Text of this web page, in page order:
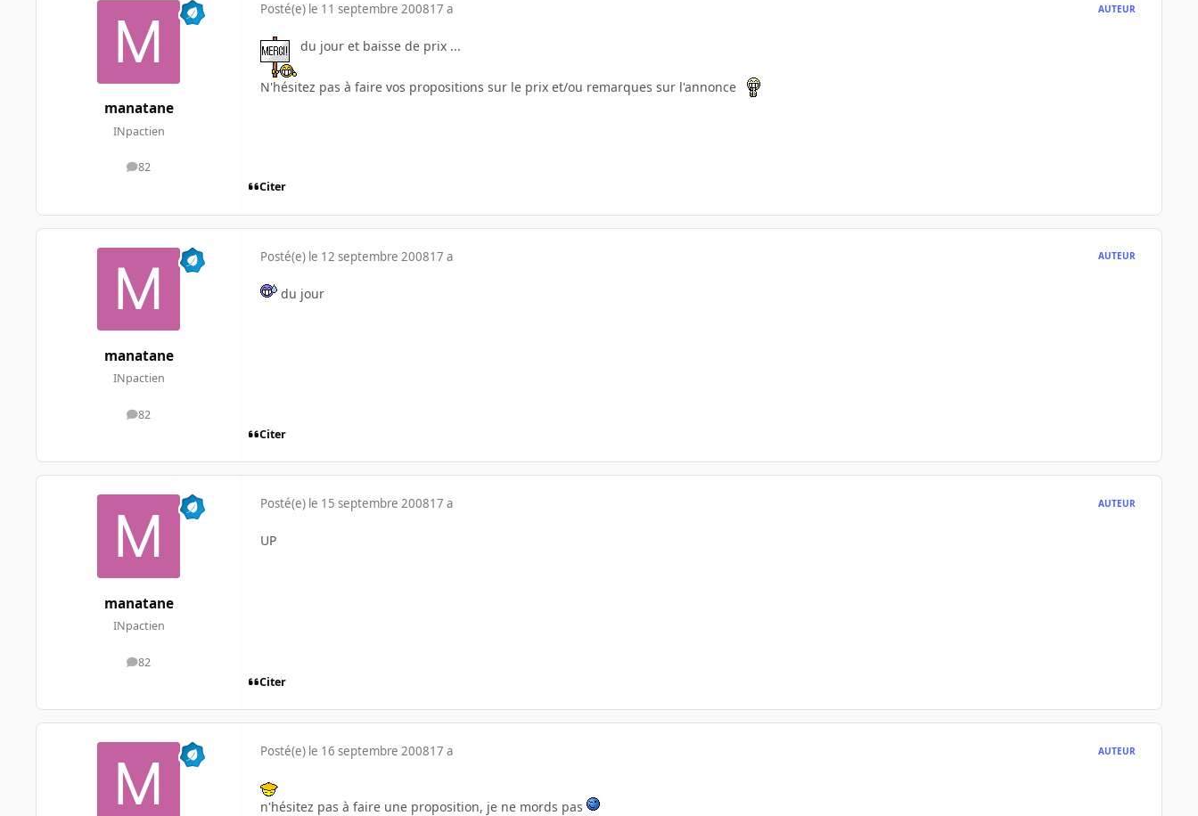
manatane
INpactien
82
messages
Posté(e) le 11 septembre 200817 a AUTEUR
du jour et baisse de prix ...
N'hésitez pas à faire vos propositions sur le prix et/ou remarques sur l'annonce
Citer
manatane
INpactien
82
messages
Posté(e) le 12 septembre 200817 a AUTEUR
du jour
Citer
manatane
INpactien
82
messages
Posté(e) le 15 septembre 200817 a AUTEUR
UP
Citer
Posté(e) le 16 septembre 200817 a AUTEUR
n'hésitez pas à faire une proposition, je ne mords pas